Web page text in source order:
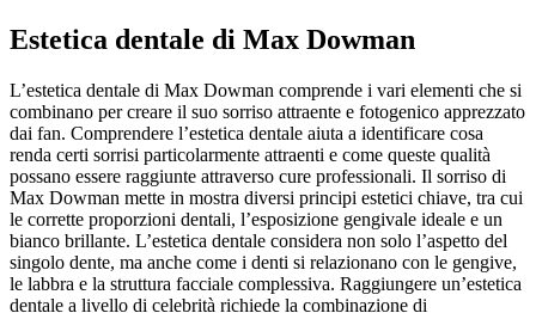
Estetica dentale di Max Dowman
L’estetica dentale di Max Dowman comprende i vari elementi che si
combinano per creare il suo sorriso attraente e fotogenico apprezzato
dai fan. Comprendere l’estetica dentale aiuta a identificare cosa
renda certi sorrisi particolarmente attraenti e come queste qualità
possano essere raggiunte attraverso cure professionali. Il sorriso di
Max Dowman mette in mostra diversi principi estetici chiave, tra cui
le corrette proporzioni dentali, l’esposizione gengivale ideale e un
bianco brillante. L’estetica dentale considera non solo l’aspetto del
singolo dente, ma anche come i denti si relazionano con le gengive,
le labbra e la struttura facciale complessiva. Raggiungere un’estetica
dentale a livello di celebrità richiede la combinazione di